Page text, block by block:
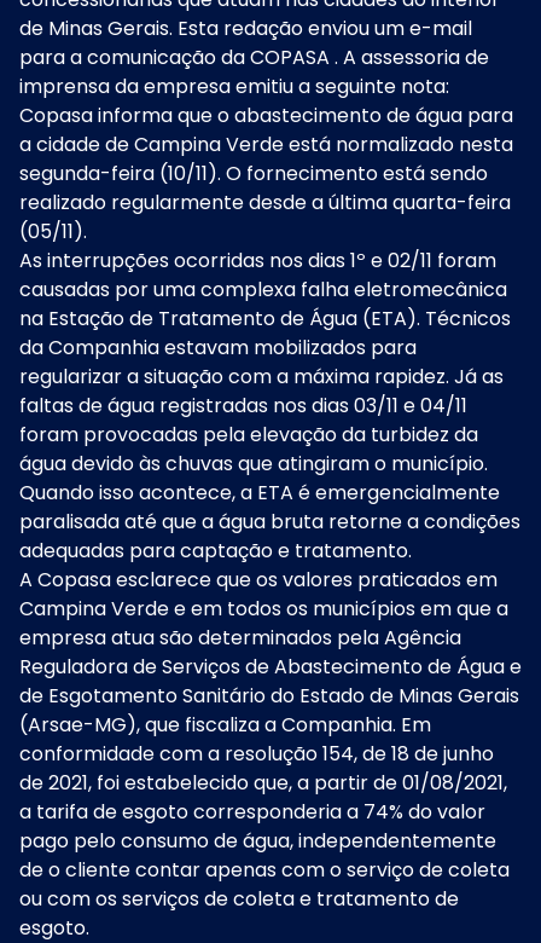
de Minas Gerais. Esta redação enviou um e-mail
para a comunicação da COPASA . A assessoria de
imprensa da empresa emitiu a seguinte nota:
Copasa informa que o abastecimento de água para
a cidade de Campina Verde está normalizado nesta
segunda-feira (10/11). O fornecimento está sendo
realizado regularmente desde a última quarta-feira
(05/11).
As interrupções ocorridas nos dias 1º e 02/11 foram
causadas por uma complexa falha eletromecânica
na Estação de Tratamento de Água (ETA). Técnicos
da Companhia estavam mobilizados para
regularizar a situação com a máxima rapidez. Já as
faltas de água registradas nos dias 03/11 e 04/11
foram provocadas pela elevação da turbidez da
água devido às chuvas que atingiram o município.
Quando isso acontece, a ETA é emergencialmente
paralisada até que a água bruta retorne a condições
adequadas para captação e tratamento.
A Copasa esclarece que os valores praticados em
Campina Verde e em todos os municípios em que a
empresa atua são determinados pela Agência
Reguladora de Serviços de Abastecimento de Água e
de Esgotamento Sanitário do Estado de Minas Gerais
(Arsae-MG), que fiscaliza a Companhia. Em
conformidade com a resolução 154, de 18 de junho
de 2021, foi estabelecido que, a partir de 01/08/2021,
a tarifa de esgoto corresponderia a 74% do valor
pago pelo consumo de água, independentemente
de o cliente contar apenas com o serviço de coleta
ou com os serviços de coleta e tratamento de
esgoto.